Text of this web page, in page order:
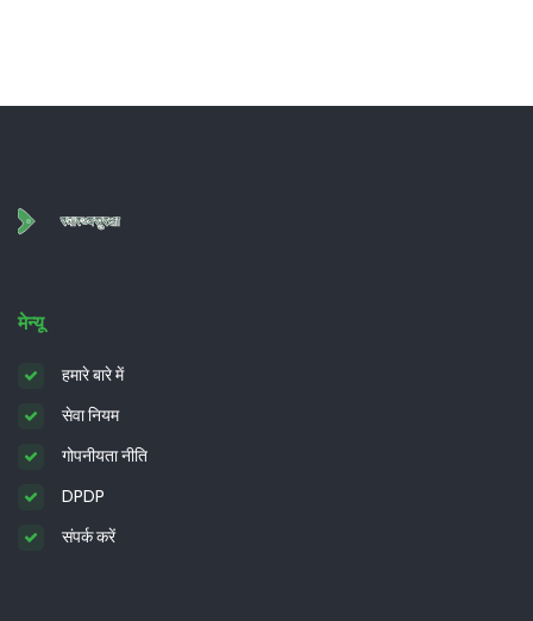
मेन्यू
हमारे बारे में
सेवा नियम
गोपनीयता नीति
DPDP
संपर्क करें